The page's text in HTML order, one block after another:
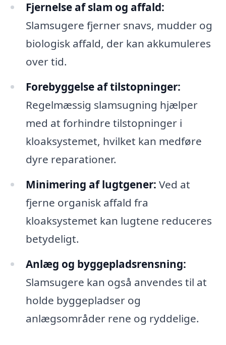
Fjernelse af slam og affald:
Slamsugere fjerner snavs, mudder og
biologisk affald, der kan akkumuleres
over tid.
Forebyggelse af tilstopninger:
Regelmæssig slamsugning hjælper
med at forhindre tilstopninger i
kloaksystemet, hvilket kan medføre
dyre reparationer.
Minimering af lugtgener: Ved at
fjerne organisk affald fra
kloaksystemet kan lugtene reduceres
betydeligt.
Anlæg og byggepladsrensning:
Slamsugere kan også anvendes til at
holde byggepladser og
anlægsområder rene og ryddelige.